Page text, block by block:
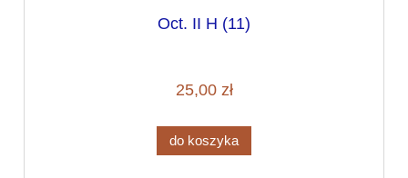
Oct. II H (11)
25,00 zł
do koszyka